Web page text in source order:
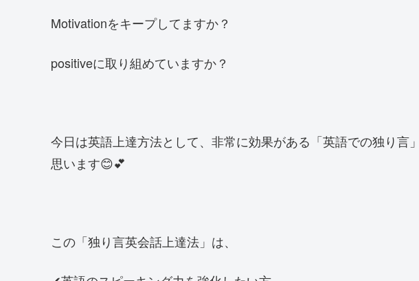
Motivationをキープしてますか？
positiveに取り組めていますか？
今日は英語上達方法として、非常に効果がある「英語での独り言
思います😊💕
この「独り言英会話上達法」は、